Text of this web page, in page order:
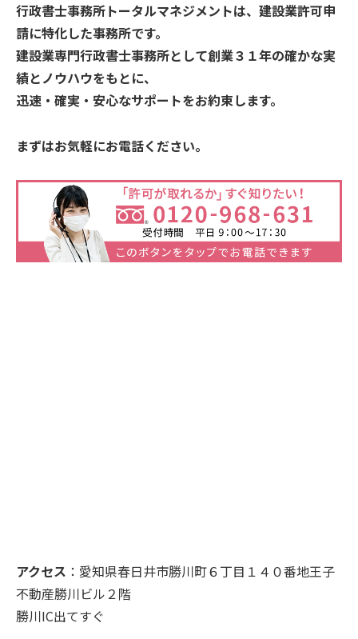
行政書士事務所トータルマネジメントは、建設業許可申
請に特化した事務所です。
建設業専門行政書士事務所として創業３１年の確かな実
績とノウハウをもとに、
迅速・確実・安心なサポートをお約束します。
まずはお気軽にお電話ください。
アクセス ：愛知県春日井市勝川町６丁目１４０番地王子
不動産勝川ビル２階
勝川IC出てすぐ